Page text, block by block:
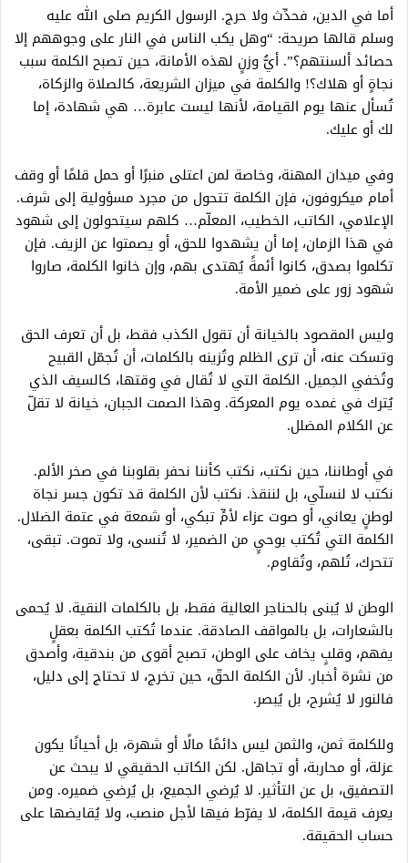
أما في الدين، فحدِّث ولا حرج. الرسول الكريم صلى الله عليه
وسلم قالها صريحة: “وهل يكب الناس في النار على وجوههم إلا
حصائد ألسنتهم؟”. أيُّ وزنٍ لهذه الأمانة، حين تصبح الكلمة سبب
نجاةٍ أو هلاك؟! والكلمة في ميزان الشريعة، كالصلاة والزكاة،
تُسأل عنها يوم القيامة، لأنها ليست عابرة… هي شهادة، إما
لك أو عليك.
وفي ميدان المهنة، وخاصة لمن اعتلى منبرًا أو حمل قلمًا أو وقف
أمام ميكروفون، فإن الكلمة تتحول من مجرد مسؤولية إلى شرف.
الإعلامي، الكاتب، الخطيب، المعلّم… كلهم سيتحولون إلى شهود
في هذا الزمان، إما أن يشهدوا للحق، أو يصمتوا عن الزيف. فإن
تكلموا بصدق، كانوا أئمةً يُهتدى بهم، وإن خانوا الكلمة، صاروا
شهود زور على ضمير الأمة.
وليس المقصود بالخيانة أن تقول الكذب فقط، بل أن تعرف الحق
وتسكت عنه، أن ترى الظلم وتُزينه بالكلمات، أن تُجمّل القبيح
وتُخفي الجميل. الكلمة التي لا تُقال في وقتها، كالسيف الذي
يُترك في غمده يوم المعركة. وهذا الصمت الجبان، خيانة لا تقلّ
عن الكلام المضلل.
في أوطاننا، حين نكتب، نكتب كأننا نحفر بقلوبنا في صخر الألم.
نكتب لا لنسلّي، بل لننقذ. نكتب لأن الكلمة قد تكون جسر نجاة
لوطنٍ يعاني، أو صوت عزاء لأمٍّ تبكي، أو شمعة في عتمة الضلال.
الكلمة التي تُكتب بوحيٍ من الضمير، لا تُنسى، ولا تموت. تبقى،
تتحرك، تُلهم، وتُقاوم.
الوطن لا يُبنى بالحناجر العالية فقط، بل بالكلمات النقية. لا يُحمى
بالشعارات، بل بالمواقف الصادقة. عندما تُكتب الكلمة بعقلٍ
يفهم، وقلبٍ يخاف على الوطن، تصبح أقوى من بندقية، وأصدق
من نشرة أخبار. لأن الكلمة الحقّ، حين تخرج، لا تحتاج إلى دليل،
فالنور لا يُشرح، بل يُبصر.
وللكلمة ثمن، والثمن ليس دائمًا مالًا أو شهرة، بل أحيانًا يكون
عزلة، أو محاربة، أو تجاهل. لكن الكاتب الحقيقي لا يبحث عن
التصفيق، بل عن التأثير. لا يُرضي الجميع، بل يُرضي ضميره. ومن
يعرف قيمة الكلمة، لا يفرّط فيها لأجل منصب، ولا يُقايضها على
حساب الحقيقة.